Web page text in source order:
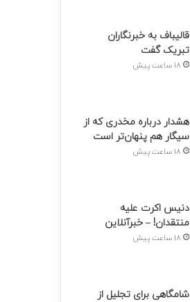
قالیباف به خبرنگاران
تبریک گفت
18 ساعت پیش
هشدار درباره مخدری که از
سیگار هم پنهان‌تر است
18 ساعت پیش
دنیس اکرت علیه
منتقدان! – خبرآنلاین
18 ساعت پیش
شامگاهی برای تجلیل از